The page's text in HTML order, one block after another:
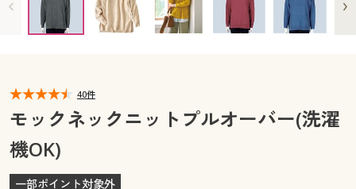
カタログ無料プレゼント
マイページ
閲覧履歴
会員メニュー
閲覧履歴
お気に入り
サポート
40件
モックネックニットプルオーバー(洗濯
機OK)
一部ポイント対象外